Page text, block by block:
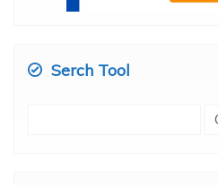
Serch Tool